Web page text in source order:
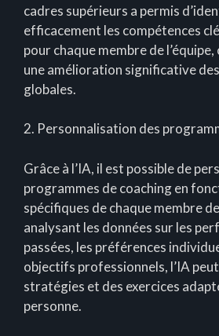
cadres supérieurs a permis
efficacement les compétences
pour chaque membre de
une amélioration significative
globales.
2. Personnalisation des
Grâce à l’IA, il est possible de
programmes de coaching en
spécifiques de chaque membre de
analysant les données sur les
passées, les préférences
objectifs professionnels, l’IA
stratégies et des exercices
personne.